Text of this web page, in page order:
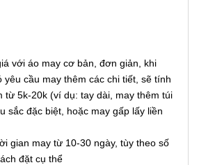
với áo may cơ bản, đơn giản, khi
yêu cầu may thêm các chi tiết, sẽ tính
từ 5k-20k (ví dụ: tay dài, may thêm túi
sắc đặc biệt, hoặc may gấp lấy liền
gian may từ 10-30 ngày, tùy theo số
đặt cụ thể